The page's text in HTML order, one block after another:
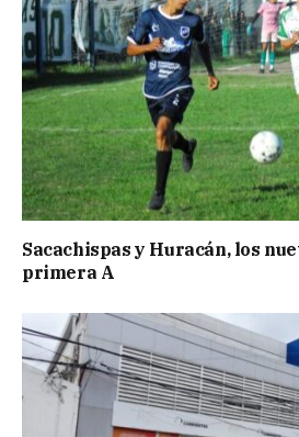
Sacachispas y Huracán, los
primera A